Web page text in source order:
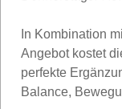
In Kombination
Angebot kostet
perfekte
Balance,